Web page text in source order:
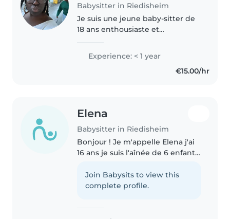
Babysitter in Riedisheim
Je suis une jeune baby-sitter de
18 ans enthousiaste et
professionnelle, je suis patiente
et j'adore passer du temps avec
Experience: < 1 year
€15.00/hr
Elena
Babysitter in Riedisheim
Bonjour ! Je m'appelle Elena j'ai
16 ans je suis l'aînée de 6 enfants
ans , Ambrine âgée de 13 ans ,
Nisrine âgée de presque 11 ans ,
Join Babysits to view this
complete profile.